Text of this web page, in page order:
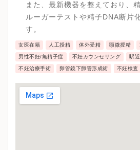
また、最新機器を整えており、
ルーガーテストや精子DNA断片
す。
女医在籍 人工授精 体外受精 顕微授精
男性不妊/無精子症 不妊カウンセリング 駅近
不妊治療手術 卵管鏡下卵管形成術 不妊検査